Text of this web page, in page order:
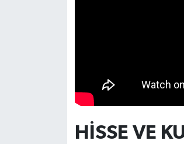
HİSSE VE
Yemek Tarifleri